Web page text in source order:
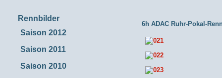
Rennbilder
Saison 2012
Saison 2011
Saison 2010
6h ADAC Ruhr-Pokal-